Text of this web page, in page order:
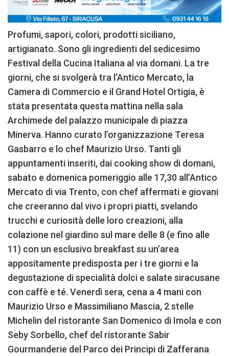
Profumi, sapori, colori, prodotti siciliano,
artigianato. Sono gli ingredienti del sedicesimo
Festival della Cucina Italiana al via domani. La tre
giorni, che si svolgerà tra l’Antico Mercato, la
Camera di Commercio e il Grand Hotel Ortigia, è
stata presentata questa mattina nella sala
Archimede del palazzo municipale di piazza
Minerva. Hanno curato l’organizzazione Teresa
Gasbarro e lo chef Maurizio Urso. Tanti gli
appuntamenti inseriti, dai cooking show di domani,
sabato e domenica pomeriggio alle 17,30 all’Antico
Mercato di via Trento, con chef affermati e giovani
che creeranno dal vivo i propri piatti, svelando
trucchi e curiosità delle loro creazioni, alla
colazione nel giardino sul mare delle 8 (e fino alle
11) con un esclusivo breakfast su un’area
appositamente predisposta per i tre giorni e la
degustazione di specialità dolci e salate siracusane
con caffè e té. Venerdì sera, cena a 4 mani con
Maurizio Urso e Massimiliano Mascia, 2 stelle
Michelin del ristorante San Domenico di Imola e con
Seby Sorbello, chef del ristorante Sabir
Gourmanderie del Parco dei Principi di Zafferana